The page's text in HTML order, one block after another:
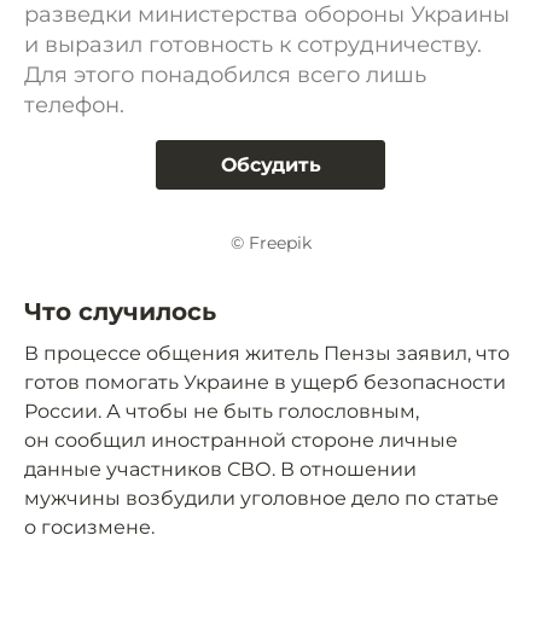
разведки министерства обороны Украины
и выразил готовность к сотрудничеству.
Для этого понадобился всего лишь
телефон.
Обсудить
© Freepik
Что случилось
В процессе общения житель Пензы заявил, что
готов помогать Украине в ущерб безопасности
России. А чтобы не быть голословным,
он сообщил иностранной стороне личные
данные участников СВО. В отношении
мужчины возбудили уголовное дело по статье
о госизмене.